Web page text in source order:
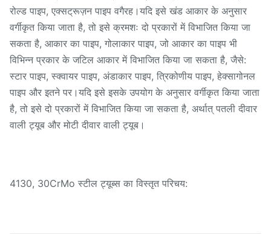
रोल्ड पाइप, एक्सट्रूज़न पाइप वगैरह।यदि इसे खंड आकार के अनुसार
वर्गीकृत किया जाता है, तो इसे क्रमशः दो प्रकारों में विभाजित किया जा
सकता है, आकार का पाइप, गोलाकार पाइप, जो आकार का पाइप भी
विभिन्न प्रकार के जटिल आकार में विभाजित किया जा सकता है, जैसे:
स्टार पाइप, स्क्वायर पाइप, अंडाकार पाइप, त्रिकोणीय पाइप, हेक्सागोनल
पाइप और इतने पर।यदि इसे इसके उपयोग के अनुसार वर्गीकृत किया जाता
है, तो इसे दो प्रकारों में विभाजित किया जा सकता है, अर्थात् पतली दीवार
वाली ट्यूब और मोटी दीवार वाली ट्यूब।
4130, 30CrMo स्टील ट्यूब्स का विस्तृत परिचय: